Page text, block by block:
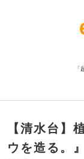
【清水台】
ウを造る。